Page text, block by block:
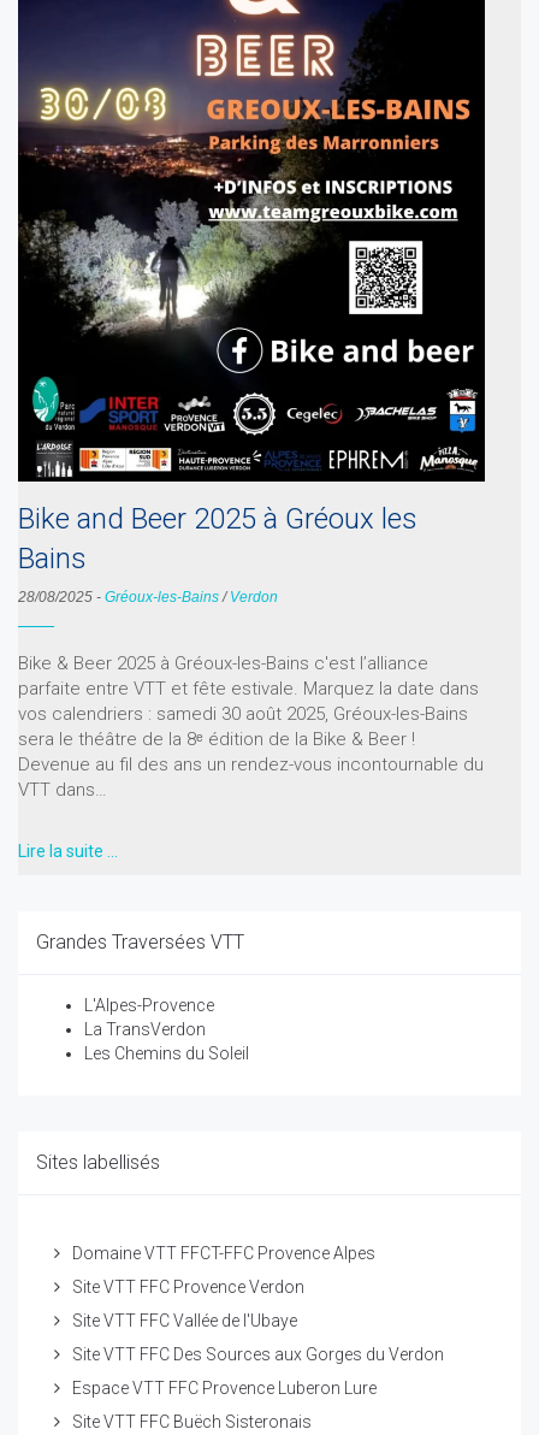
Bike and Beer 2025 à Gréoux les
Bains
28/08/2025 - Gréoux-les-Bains/ Verdon
Bike & Beer 2025 à Gréoux-les-Bains c'est l’alliance
parfaite entre VTT et fête estivale. Marquez la date dans
vos calendriers : samedi 30 août 2025, Gréoux-les-Bains
sera le théâtre de la 8ᵉ édition de la Bike & Beer !
Devenue au fil des ans un rendez-vous incontournable du
VTT dans…
Lire la suite …
Grandes Traversées VTT
L'Alpes-Provence
La TransVerdon
Les Chemins du Soleil
Sites labellisés
Domaine VTT FFCT-FFC Provence Alpes
Site VTT FFC Provence Verdon
Site VTT FFC Vallée de l'Ubaye
Site VTT FFC Des Sources aux Gorges du Verdon
Espace VTT FFC Provence Luberon Lure
Site VTT FFC Buëch Sisteronais